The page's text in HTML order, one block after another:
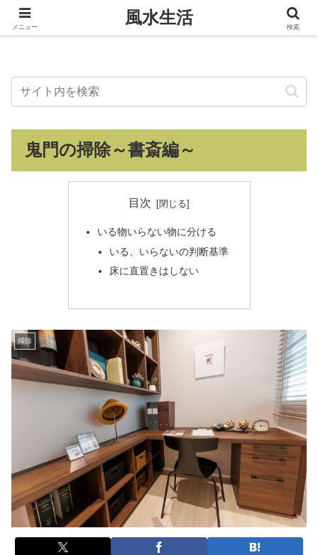
風水生活
鬼門の掃除～書斎編～
目次
いる物いらない物に分ける
いる、いらないの判断基準
床に直置きはしない
掃除
メニュー 風水生活 検索